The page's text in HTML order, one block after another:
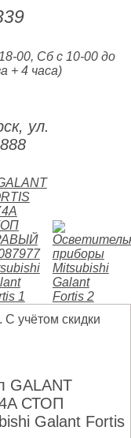
00, Сб с 10-00 до
+ 4 часа)
ул.
С учётом скидки
GALANT
СТОП
Galant Fortis